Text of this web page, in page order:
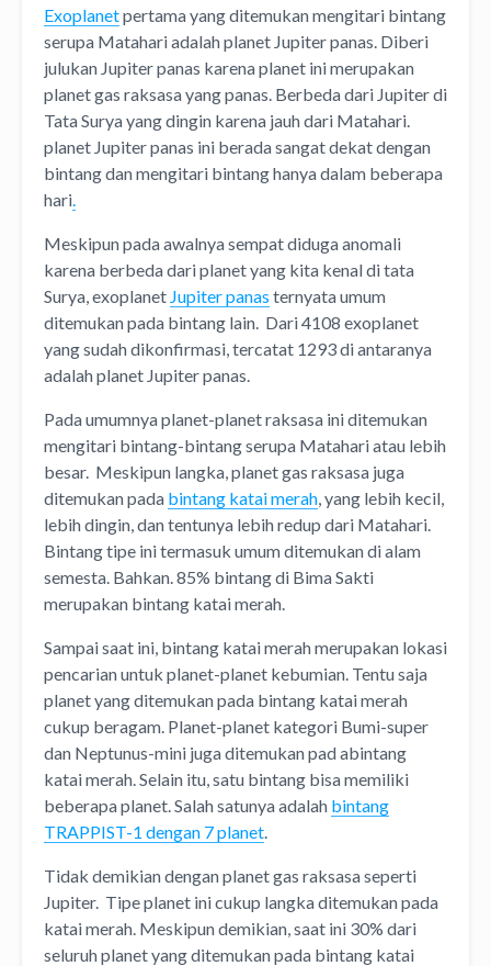
Exoplanetpertama yang ditemukan mengitari bintang
serupa Matahari adalah planet Jupiter panas. Diberi
julukan Jupiter panas karena planet ini merupakan
planet gas raksasa yang panas. Berbeda dari Jupiter di
Tata Surya yang dingin karena jauh dari Matahari.
planet Jupiter panas ini berada sangat dekat dengan
bintang dan mengitari bintang hanya dalam beberapa
hari
Meskipun pada awalnya sempat diduga anomali
karena berbeda dari planet yang kita kenal di tata
Surya, exoplanet Jupiter panas ternyata umum
ditemukan pada bintang lain. Dari 4108 exoplanet
yang sudah dikonfirmasi, tercatat 1293 di antaranya
adalah planet Jupiter panas.
Pada umumnya planet-planet raksasa ini ditemukan
mengitari bintang-bintang serupa Matahari atau lebih
besar. Meskipun langka, planet gas raksasa juga
ditemukan pada bintang katai merah , yang lebih kecil,
lebih dingin, dan tentunya lebih redup dari Matahari.
Bintang tipe ini termasuk umum ditemukan di alam
semesta. Bahkan. 85% bintang di Bima Sakti
merupakan bintang katai merah.
Sampai saat ini, bintang katai merah merupakan lokasi
pencarian untuk planet-planet kebumian. Tentu saja
planet yang ditemukan pada bintang katai merah
cukup beragam. Planet-planet kategori Bumi-super
dan Neptunus-mini juga ditemukan pad abintang
katai merah. Selain itu, satu bintang bisa memiliki
beberapa planet. Salah satunya adalah bintang
TRAPPIST-1 dengan 7 planet
Tidak demikian dengan planet gas raksasa seperti
Jupiter. Tipe planet ini cukup langka ditemukan pada
katai merah. Meskipun demikian, saat ini 30% dari
seluruh planet yang ditemukan pada bintang katai